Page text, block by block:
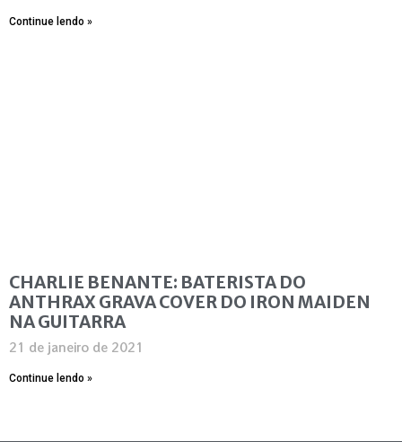
Continue lendo »
CHARLIE BENANTE: BATERISTA DO
ANTHRAX GRAVA COVER DO IRON MAIDEN
NA GUITARRA
21 de janeiro de 2021
Continue lendo »